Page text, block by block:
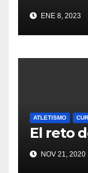
ENE 8, 2023
ATLETISMO
El reto
NOV 21, 2020